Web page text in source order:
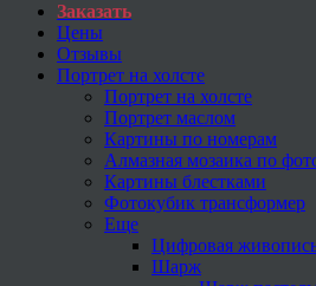
Заказать
Цены
Отзывы
Портрет на холсте
Портрет на холсте
Портрет маслом
Картины по номерам
Алмазная мозаика по
Картины блестками
Фотокубик трансформер
Еще
Цифровая
Шарж